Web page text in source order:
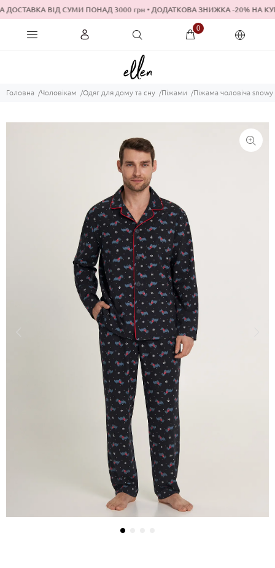
ДОСТАВКА ВІД СУМИ ПОНАД 3000 грн • ДОДАТКОВА ЗНИЖКА -20%
0
Головна Чоловікам Одяг для дому та сну Піжами Піжама чоловіча